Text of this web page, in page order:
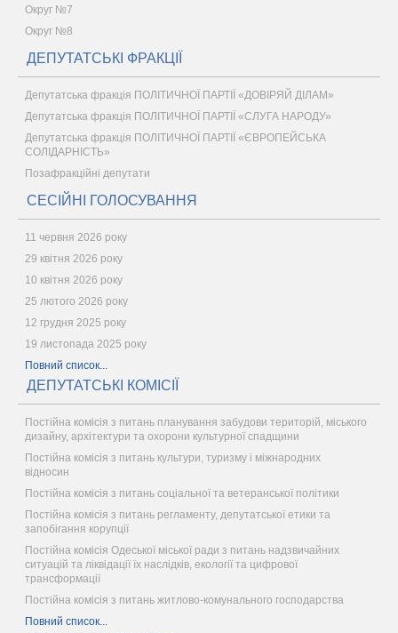
Округ №7
Округ №8
ДЕПУТАТСЬКІ ФРАКЦІЇ
Депутатська фракція ПОЛІТИЧНОЇ ПАРТІЇ «ДОВІРЯЙ ДІЛАМ»
Депутатська фракція ПОЛІТИЧНОЇ ПАРТІЇ «СЛУГА НАРОДУ»
Депутатська фракція ПОЛІТИЧНОЇ ПАРТІЇ «ЄВРОПЕЙСЬКА
СОЛІДАРНІСТЬ»
Позафракційні депутати
СЕСІЙНІ ГОЛОСУВАННЯ
11 червня 2026 року
29 квітня 2026 року
10 квітня 2026 року
25 лютого 2026 року
12 грудня 2025 року
19 листопада 2025 року
Повний список...
ДЕПУТАТСЬКІ КОМІСІЇ
Постійна комісія з питань планування забудови територій, міського
дизайну, архітектури та охорони культурної спадщини
Постійна комісія з питань культури, туризму і міжнародних
відносин
Постійна комісія з питань соціальної та ветеранської політики
Постійна комісія з питань регламенту, депутатської етики та
запобігання корупції
Постійна комісія Одеської міської ради з питань надзвичайних
ситуацій та ліквідації їх наслідків, екології та цифрової
трансформації
Постійна комісія з питань житлово-комунального господарства
Повний список...